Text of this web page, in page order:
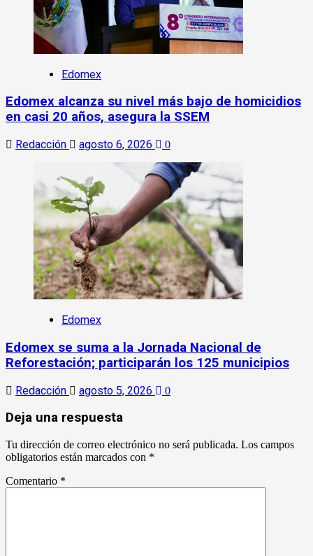
Edomex
Edomex alcanza su nivel más bajo de homicidios
en casi 20 años, asegura la SSEM
Redacción agosto 6, 2026 0
Edomex
Edomex se suma a la Jornada Nacional de
Reforestación; participarán los 125 municipios
Redacción agosto 5, 2026 0
Deja una respuesta
Tu dirección de correo electrónico no será publicada. Los campos
obligatorios están marcados con *
Comentario *